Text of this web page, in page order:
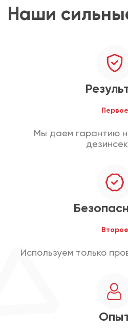
Наши
Первое
Мы даем гарантию
Второе
Используем только